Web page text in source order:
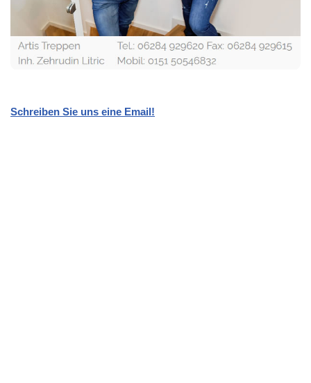
Schreiben Sie uns eine Email!